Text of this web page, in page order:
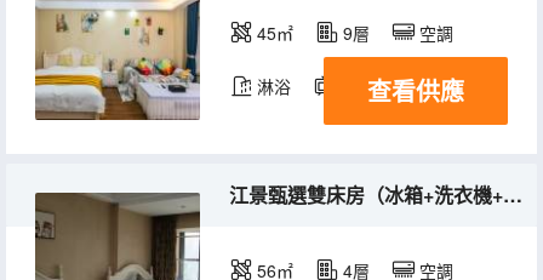
45㎡ 9層 空調
淋浴 電視機 冰箱
查看供應
江景甄選雙床房（冰箱+洗衣機+浴缸）
56㎡ 4層 空調